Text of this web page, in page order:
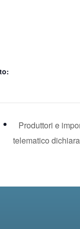
Produttori e
telematico